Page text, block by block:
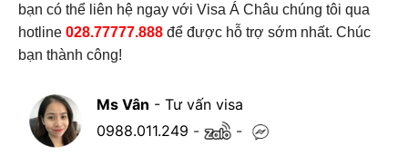
bạn có thể liên hệ ngay với Visa Á Châu chúng tôi qua
hotline 028.77777.888 để được hỗ trợ sớm nhất. Chúc
bạn thành công!
Ms Vân - Tư vấn visa
0988.011.249 - -